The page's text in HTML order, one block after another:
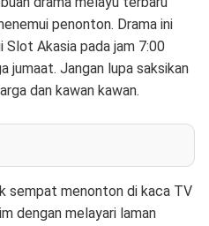
penonton. Drama ini
Slot Akasia pada jam 7:00
jumaat. Jangan lupa saksikan
dan kawan kawan.
sempat menonton di kaca TV
dengan melayari laman